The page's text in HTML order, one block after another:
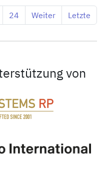
24 Weiter Letzte
von